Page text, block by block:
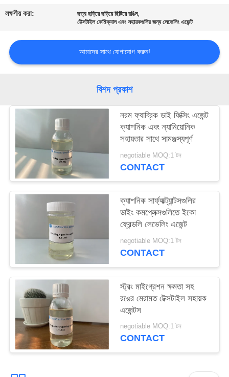
খবর
উদ্ধৃতির
জন্য
সাইট
ম্যাপ
PRIVACY
POLICY
লক্ষণীয় করা: ছত্র ছড়িয়ে ছড়িয়ে ছিটিয়ে রঙিন,
টেক্সটাইল কেমিক্যাল এবং সহায়কগুলির জন্য লেভেলিং এজেন্ট
আমাদের সাথে যোগাযোগ করুন!
বিশদ প্রকাশ
নরম ফ্যাব্রিক ডাই ফিক্সিং এজেন্ট
ক্যাশনিক এবং ন্যানিয়োনিক
সহায়তার সাথে সামঞ্জস্যপূর্ণ
negotiable MOQ:1 টন
CONTACT
ক্যাশনিক সার্ফ্যাক্ট্যান্টসগুলির
ডাইং কমপ্লেক্সগুলিতে ইকো
ফ্রেন্ডলি লেভেলিং এজেন্ট
negotiable MOQ:1 টন
CONTACT
স্ট্রং মাইগ্রেশন ক্ষমতা সহ
রঙের মেরামত টেক্সটাইল সহায়ক
এজেন্টস
negotiable MOQ:1 টন
CONTACT